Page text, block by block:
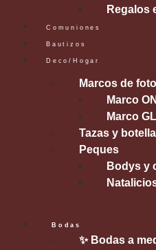
Regalos
Comuniones
Bautizos
Deco/Hogar
Marcos de
Marco
Marco
Tazas y
Peques
Bodys y
Bodas
✨ Bodas a